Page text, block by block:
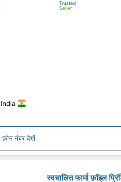
Trusted
Seller
फ़ोन नंबर देखें
स्वचालित फार्मा फ़ॉइल